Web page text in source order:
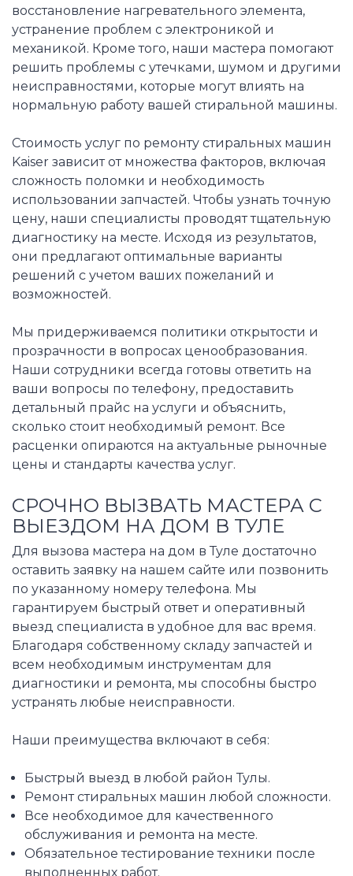
восстановление нагревательного элемента,
устранение проблем с электроникой и
механикой. Кроме того, наши мастера помогают
решить проблемы с утечками, шумом и другими
неисправностями, которые могут влиять на
нормальную работу вашей стиральной машины.
Стоимость услуг по ремонту стиральных машин
Kaiser зависит от множества факторов, включая
сложность поломки и необходимость
использовании запчастей. Чтобы узнать точную
цену, наши специалисты проводят тщательную
диагностику на месте. Исходя из результатов,
они предлагают оптимальные варианты
решений с учетом ваших пожеланий и
возможностей.
Мы придерживаемся политики открытости и
прозрачности в вопросах ценообразования.
Наши сотрудники всегда готовы ответить на
ваши вопросы по телефону, предоставить
детальный прайс на услуги и объяснить,
сколько стоит необходимый ремонт. Все
расценки опираются на актуальные рыночные
цены и стандарты качества услуг.
СРОЧНО ВЫЗВАТЬ МАСТЕРА С
ВЫЕЗДОМ НА ДОМ В ТУЛЕ
Для вызова мастера на дом в Туле достаточно
оставить заявку на нашем сайте или позвонить
по указанному номеру телефона. Мы
гарантируем быстрый ответ и оперативный
выезд специалиста в удобное для вас время.
Благодаря собственному складу запчастей и
всем необходимым инструментам для
диагностики и ремонта, мы способны быстро
устранять любые неисправности.
Наши преимущества включают в себя:
Быстрый выезд в любой район Тулы.
Ремонт стиральных машин любой сложности.
Все необходимое для качественного
обслуживания и ремонта на месте.
Обязательное тестирование техники после
выполненных работ.